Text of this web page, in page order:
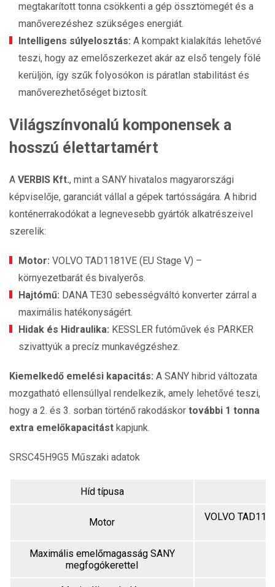
megtakarított tonna csökkenti a gép össztömegét és a
manőverezéshez szükséges energiát.
Intelligens súlyelosztás: A kompakt kialakítás lehetővé
teszi, hogy az emelőszerkezet akár az első tengely fölé
kerüljön, így szűk folyosókon is páratlan stabilitást és
manőverezhetőséget biztosít.
Világszínvonalú komponensek a
hosszú élettartamért
A VERBIS Kft., mint a SANY hivatalos magyarországi
képviselője, garanciát vállal a gépek tartósságára. A hibrid
konténerrakodókat a legnevesebb gyártók alkatrészeivel
szerelik:
Motor: VOLVO TAD1181VE (EU Stage V) –
környezetbarát és bivalyerős.
Hajtómű: DANA TE30 sebességváltó konverter zárral a
maximális hatékonyságért.
Hidak és Hidraulika: KESSLER futóművek és PARKER
szivattyúk a precíz munkavégzéshez.
Kiemelkedő emelési kapacitás: A SANY hibrid változata
mozgatható ellensúllyal rendelkezik, amely lehetővé teszi,
hogy a 2. és 3. sorban történő rakodáskor további 1 tonna
extra emelőkapacitást kapjunk.
SRSC45H9G5 Műszaki adatok
Híd típusa
Motor VOLVO
Maximális emelőmagasság SANY
megfogókerettel